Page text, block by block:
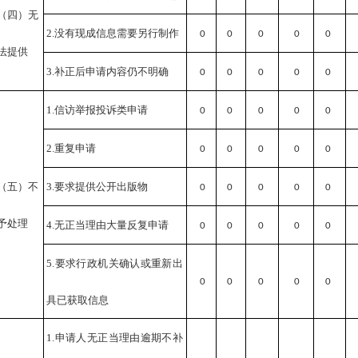
（四）无
提供
2.没有现成信息需要另行制作 0 0 0 0 0
3.补正后申请内容仍不明确 0 0 0 0 0
（五）不
处理
1.信访举报投诉类申请 0 0 0 0 0
2.重复申请 0 0 0 0 0
3.要求提供公开出版物 0 0 0 0 0
4.无正当理由大量反复申请 0 0 0 0 0
5.要求行政机关确认或重新出
具已获取信息
0 0 0 0 0
1.申请人无正当理由逾期不补